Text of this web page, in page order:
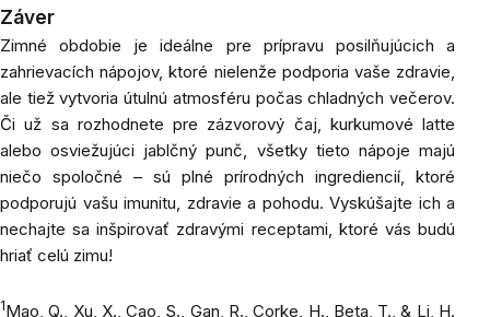
Záver
Zimné obdobie je ideálne pre prípravu posilňujúcich a
zahrievacích nápojov, ktoré nielenže podporia vaše zdravie,
ale tiež vytvoria útulnú atmosféru počas chladných večerov.
Či už sa rozhodnete pre zázvorový čaj, kurkumové latte
alebo osviežujúci jablčný punč, všetky tieto nápoje majú
niečo spoločné – sú plné prírodných ingrediencií, ktoré
podporujú vašu imunitu, zdravie a pohodu. Vyskúšajte ich a
nechajte sa inšpirovať zdravými receptami, ktoré vás budú
hriať celú zimu!
1Mao, Q., Xu, X., Cao, S., Gan, R., Corke, H., Beta, T., & Li, H.